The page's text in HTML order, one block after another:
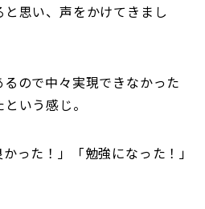
思い、声をかけてきまし
ので中々実現できなかった
いう感じ。
った！」「勉強になった！」